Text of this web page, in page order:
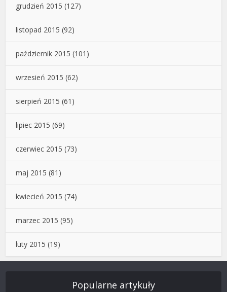
grudzień 2015 (127)
listopad 2015 (92)
październik 2015 (101)
wrzesień 2015 (62)
sierpień 2015 (61)
lipiec 2015 (69)
czerwiec 2015 (73)
maj 2015 (81)
kwiecień 2015 (74)
marzec 2015 (95)
luty 2015 (19)
Popularne artykuły